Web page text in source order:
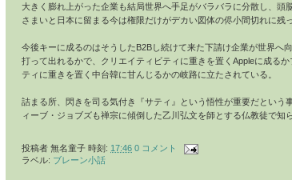
大きく膨れ上がった企業も結局世界へ手足がバラバラに分散し、頭
さまいと日本に留まる今は権限だけがデカい図体の侭小間切れに残
今後キーに成るのはそうしたB2Bし続けて来た下請け企業が世界へ
打って出れるかで、クリエイティビティに重きを置くAppleに成る
ティに重きを置く中台韓に甘んじるかの岐路に立たされている。
詰まる所、閃きを司る気付き『サティ』という悟性が重要だという
ィーブ・ジョブズも禅宗に傾倒した乙川弘文を師とする仏教徒で知
投稿者 無名童子 時刻: 17:46 0 コメント
ラベル: ブレーン小話